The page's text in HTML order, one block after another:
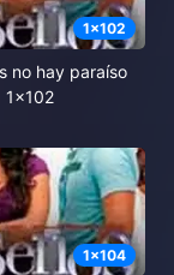
1x102
no hay paraíso
1x102
1x104